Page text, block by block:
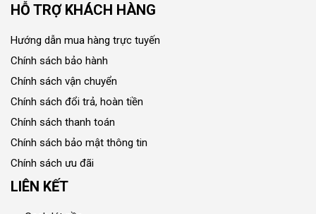
HỖ TRỢ KHÁCH HÀNG
Hướng dẫn mua hàng trực tuyến
Chính sách bảo hành
Chính sách vận chuyển
Chính sách đổi trả, hoàn tiền
Chính sách thanh toán
Chính sách bảo mật thông tin
Chính sách ưu đãi
LIÊN KẾT